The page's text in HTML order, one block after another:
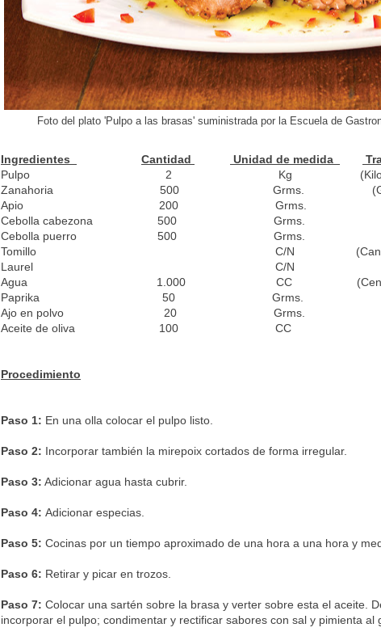
Foto del plato 'Pulpo a las brasas' suministrada por la Escuela de
Ingredientes Cantidad Unidad de medida
Pulpo 2 Kg
Zanahoria 500 Grms.
Apio
200
Grms.
Cebolla cabezona 500
Grms.
Cebolla puerro
500
Grms.
Tomillo
C/N
Laurel
C/N
Agua
1.000
CC
Paprika
50
Grms.
Ajo en polvo
20
Grms.
Aceite de oliva
100 CC
Procedimiento
Paso 1: En una olla colocar el pulpo listo.
Paso 2: Incorporar también la mirepoix cortados de forma irregular.
Paso 3: Adicionar agua hasta cubrir.
Paso 4: Adicionar especias.
Paso 5: Cocinas por un tiempo aproximado de una hora a una hora y
Paso 6: Retirar y picar en trozos.
Paso 7: Colocar una sartén sobre la brasa y verter sobre esta el aceite.
incorporar el pulpo; condimentar y rectificar sabores con sal y pimienta al